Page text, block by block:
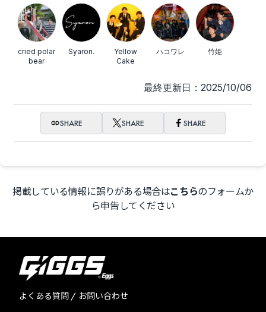
cried polar
bear
Syaron.
Yellow
Cake
ハコワレ 竹姫
最終更新日：2025/10/06
SHARE SHARE SHARE
掲載している情報に誤りがある場合はこちらのフォームか
ら申告してください
よくある質問 / お問い合わせ